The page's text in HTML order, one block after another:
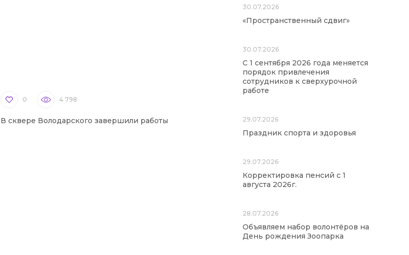
0 4 798
В сквере Володарского завершили работы
30.07.2026
«Пространственный сдвиг»
30.07.2026
С 1 сентября 2026 года меняется
порядок привлечения
сотрудников к сверхурочной
работе
29.07.2026
Праздник спорта и здоровья
29.07.2026
Корректировка пенсий с 1
августа 2026г.
28.07.2026
Объявляем набор волонтёров на
День рождения Зоопарка